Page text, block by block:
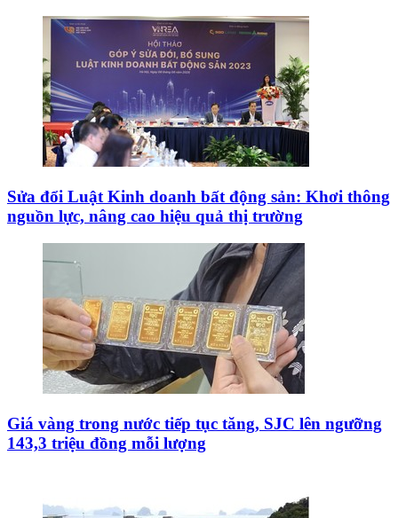
Sửa đổi Luật Kinh doanh bất động sản: Khơi thông
nguồn lực, nâng cao hiệu quả thị trường
Giá vàng trong nước tiếp tục tăng, SJC lên ngưỡng
143,3 triệu đồng mỗi lượng